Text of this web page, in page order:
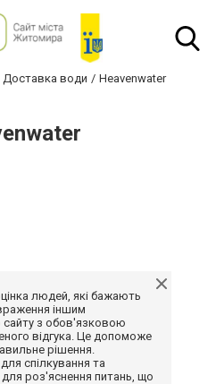
Доставка води Heavenwater
людей, які бажають
іншим
з обов'язковою
відгука. Це допоможе
рішення.
спілкування та
роз'яснення питань, що